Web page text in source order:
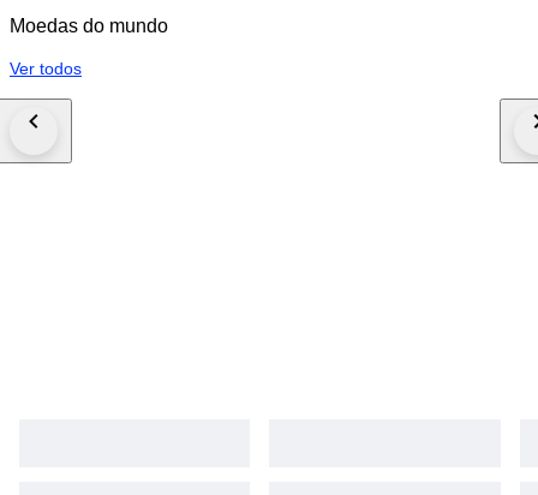
Moedas do mundo
Ver todos